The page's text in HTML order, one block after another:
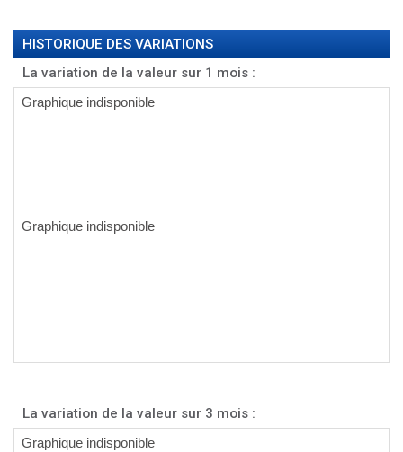
HISTORIQUE DES VARIATIONS
La variation de la valeur sur 1 mois :
La variation de la valeur sur 3 mois :